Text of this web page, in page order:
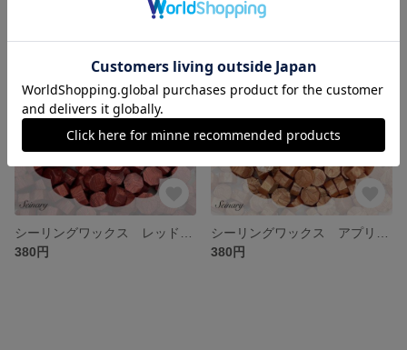
380円
380円